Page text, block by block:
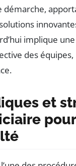
démarche,
implique
des
et